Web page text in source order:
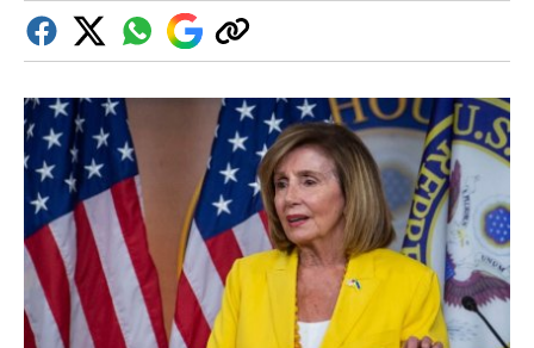
FacebookTwitterWhatsapp
Google
Discover
Copiar
enlace